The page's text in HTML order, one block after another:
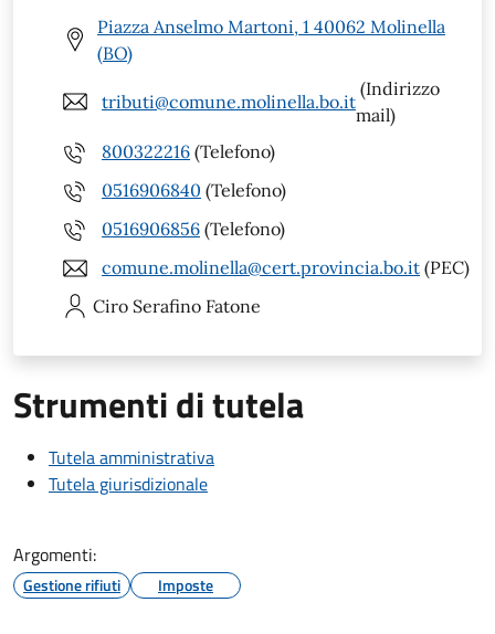
Piazza Anselmo Martoni, 1 40062 Molinella
(BO)
tributi@comune.molinella.bo.it
(Indirizzo
mail)
800322216 (Telefono)
0516906840 (Telefono)
0516906856 (Telefono)
comune.molinella@cert.provincia.bo.it (PEC)
Ciro Serafino Fatone
Strumenti di tutela
Tutela amministrativa
Tutela giurisdizionale
Argomenti:
Gestione rifiuti Imposte